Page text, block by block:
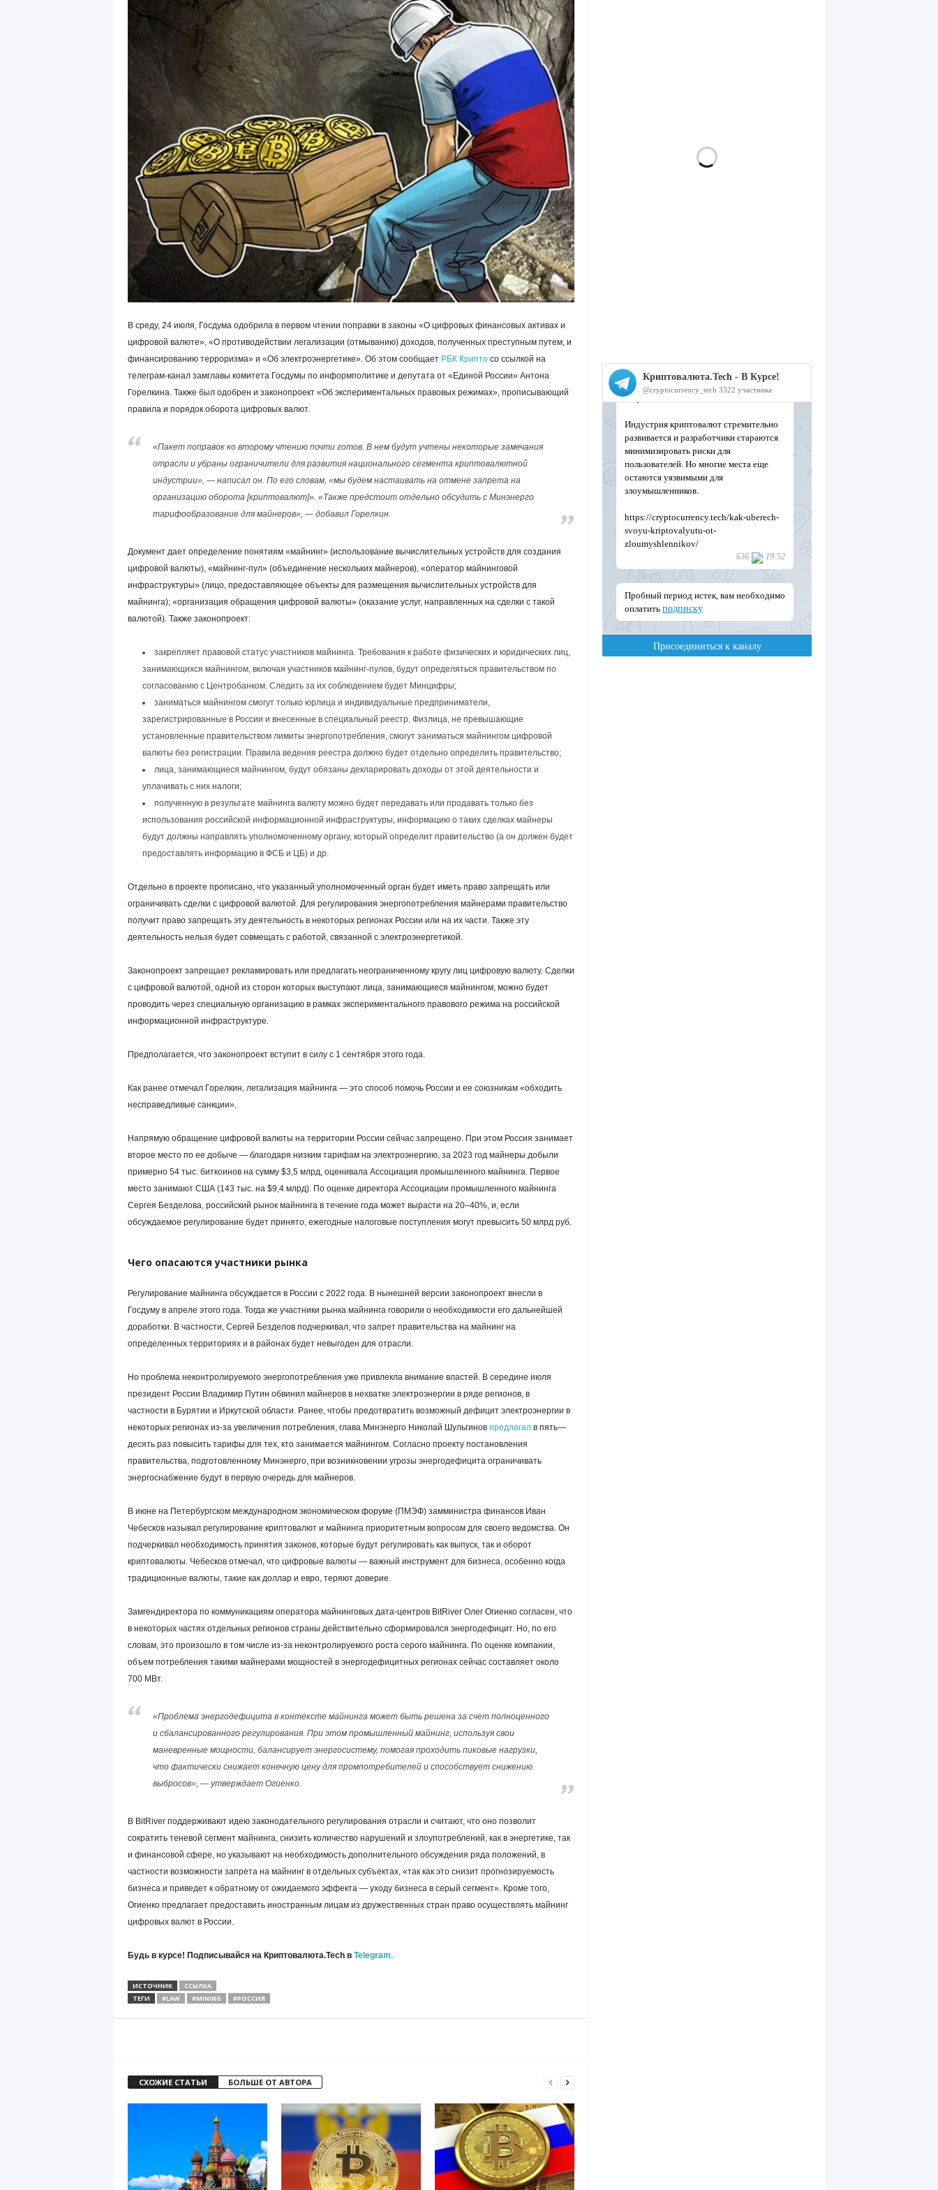
В среду, 24 июля, Госдума одобрила в первом чтении поправки в законы «О цифровых финансовых активах и
цифровой валюте», «О противодействии легализации (отмыванию) доходов, полученных преступным путем, и
финансированию терроризма» и «Об электроэнергетике». Об этом сообщает РБК Криптосо ссылкой на
телеграм-канал замглавы комитета Госдумы по информполитике и депутата от «Единой России» Антона
Горелкина. Также был одобрен и законопроект «Об экспериментальных правовых режимах», прописывающий
правила и порядок оборота цифровых валют.
«Пакет поправок ко второму чтению почти готов. В нем будут учтены некоторые замечания
отрасли и убраны ограничители для развития национального сегмента криптовалютной
индустрии», — написал он. По его словам, «мы будем настаивать на отмене запрета на
организацию оборота [криптовалют]». «Также предстоит отдельно обсудить с Минэнерго
тарифообразование для майнеров», — добавил Горелкин.
Документ дает определение понятиям «майнинг» (использование вычислительных устройств для создания
цифровой валюты), «майнинг-пул» (объединение нескольких майнеров), «оператор майнинговой
инфраструктуры» (лицо, предоставляющее объекты для размещения вычислительных устройств для
майнинга); «организация обращения цифровой валюты» (оказание услуг, направленных на сделки с такой
валютой). Также законопроект:
закрепляет правовой статус участников майнинга. Требования к работе физических и юридических лиц,
занимающихся майнингом, включая участников майнинг-пулов, будут определяться правительством по
согласованию с Центробанком. Следить за их соблюдением будет Минцифры;
заниматься майнингом смогут только юрлица и индивидуальные предприниматели,
зарегистрированные в России и внесенные в специальный реестр. Физлица, не превышающие
установленные правительством лимиты энергопотребления, смогут заниматься майнингом цифровой
валюты без регистрации. Правила ведения реестра должно будет отдельно определить правительство;
лица, занимающиеся майнингом, будут обязаны декларировать доходы от этой деятельности и
уплачивать с них налоги;
полученную в результате майнинга валюту можно будет передавать или продавать только без
использования российской информационной инфраструктуры, информацию о таких сделках майнеры
будут должны направлять уполномоченному органу, который определит правительство (а он должен будет
предоставлять информацию в ФСБ и ЦБ) и др.
Отдельно в проекте прописано, что указанный уполномоченный орган будет иметь право запрещать или
ограничивать сделки с цифровой валютой. Для регулирования энергопотребления майнерами правительство
получит право запрещать эту деятельность в некоторых регионах России или на их части. Также эту
деятельность нельзя будет совмещать с работой, связанной с электроэнергетикой.
Законопроект запрещает рекламировать или предлагать неограниченному кругу лиц цифровую валюту. Сделки
с цифровой валютой, одной из сторон которых выступают лица, занимающиеся майнингом, можно будет
проводить через специальную организацию в рамках экспериментального правового режима на российской
информационной инфраструктуре.
Предполагается, что законопроект вступит в силу с 1 сентября этого года.
Как ранее отмечал Горелкин, легализация майнинга — это способ помочь России и ее союзникам «обходить
несправедливые санкции».
Напрямую обращение цифровой валюты на территории России сейчас запрещено. При этом Россия занимает
второе место по ее добыче — благодаря низким тарифам на электроэнергию, за 2023 год майнеры добыли
примерно 54 тыс. биткоинов на сумму $3,5 млрд, оценивала Ассоциация промышленного майнинга. Первое
место занимают США (143 тыс. на $9,4 млрд). По оценке директора Ассоциации промышленного майнинга
Сергея Безделова, российский рынок майнинга в течение года может вырасти на 20–40%, и, если
обсуждаемое регулирование будет принято, ежегодные налоговые поступления могут превысить 50 млрд руб.
Чего опасаются участники рынка
Регулирование майнинга обсуждается в России с 2022 года. В нынешней версии законопроект внесли в
Госдуму в апреле этого года. Тогда же участники рынка майнинга говорили о необходимости его дальнейшей
доработки. В частности, Сергей Безделов подчеркивал, что запрет правительства на майнинг на
определенных территориях и в районах будет невыгоден для отрасли.
Но проблема неконтролируемого энергопотребления уже привлекла внимание властей. В середине июля
президент России Владимир Путин обвинил майнеров в нехватке электроэнергии в ряде регионов, в
частности в Бурятии и Иркутской области. Ранее, чтобы предотвратить возможный дефицит электроэнергии в
некоторых регионах из-за увеличения потребления, глава Минэнерго Николай Шульгинов предлагалв пять—
десять раз повысить тарифы для тех, кто занимается майнингом. Согласно проекту постановления
правительства, подготовленному Минэнерго, при возникновении угрозы энергодефицита ограничивать
энергоснабжение будут в первую очередь для майнеров.
В июне на Петербургском международном экономическом форуме (ПМЭФ) замминистра финансов Иван
Чебесков называл регулирование криптовалют и майнинга приоритетным вопросом для своего ведомства. Он
подчеркивал необходимость принятия законов, которые будут регулировать как выпуск, так и оборот
криптовалюты. Чебесков отмечал, что цифровые валюты — важный инструмент для бизнеса, особенно когда
традиционные валюты, такие как доллар и евро, теряют доверие.
Замгендиректора по коммуникациям оператора майнинговых дата-центров BitRiver Олег Огиенко согласен, что
в некоторых частях отдельных регионов страны действительно сформировался энергодефицит. Но, по его
словам, это произошло в том числе из-за неконтролируемого роста серого майнинга. По оценке компании,
объем потребления такими майнерами мощностей в энергодефицитных регионах сейчас составляет около
700 МВт.
«Проблема энергодефицита в контексте майнинга может быть решена за счет полноценного
и сбалансированного регулирования. При этом промышленный майнинг, используя свои
маневренные мощности, балансирует энергосистему, помогая проходить пиковые нагрузки,
что фактически снижает конечную цену для промпотребителей и способствует снижению
выбросов», — утверждает Огиенко.
В BitRiver поддерживают идею законодательного регулирования отрасли и считают, что оно позволит
сократить теневой сегмент майнинга, снизить количество нарушений и злоупотреблений, как в энергетике, так
и финансовой сфере, но указывают на необходимость дополнительного обсуждения ряда положений, в
частности возможности запрета на майнинг в отдельных субъектах, «так как это снизит прогнозируемость
бизнеса и приведет к обратному от ожидаемого эффекта — уходу бизнеса в серый сегмент». Кроме того,
Огиенко предлагает предоставить иностранным лицам из дружественных стран право осуществлять майнинг
цифровых валют в России.
Будь в курсе! Подписывайся на Криптовалюта.Tech в Telegram.
ИСТОЧНИК
ССЫЛКА
ТЕГИ
#LAW #MINING #РОССИЯ
СХОЖИЕ СТАТЬИ БОЛЬШЕ ОТ АВТОРА